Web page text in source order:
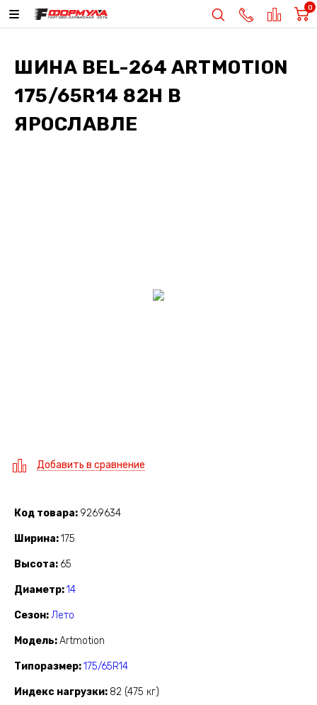
0
ШИНА BEL-264 ARTMOTION
175/65R14 82H В
ЯРОСЛАВЛЕ
Добавить в сравнение
Код товара 9269634
Ширина 175
Высота 65
Диаметр 14
Сезон Лето
Модель Artmotion
Типоразмер 175/65R14
Индекс нагрузки 82 (475 кг)